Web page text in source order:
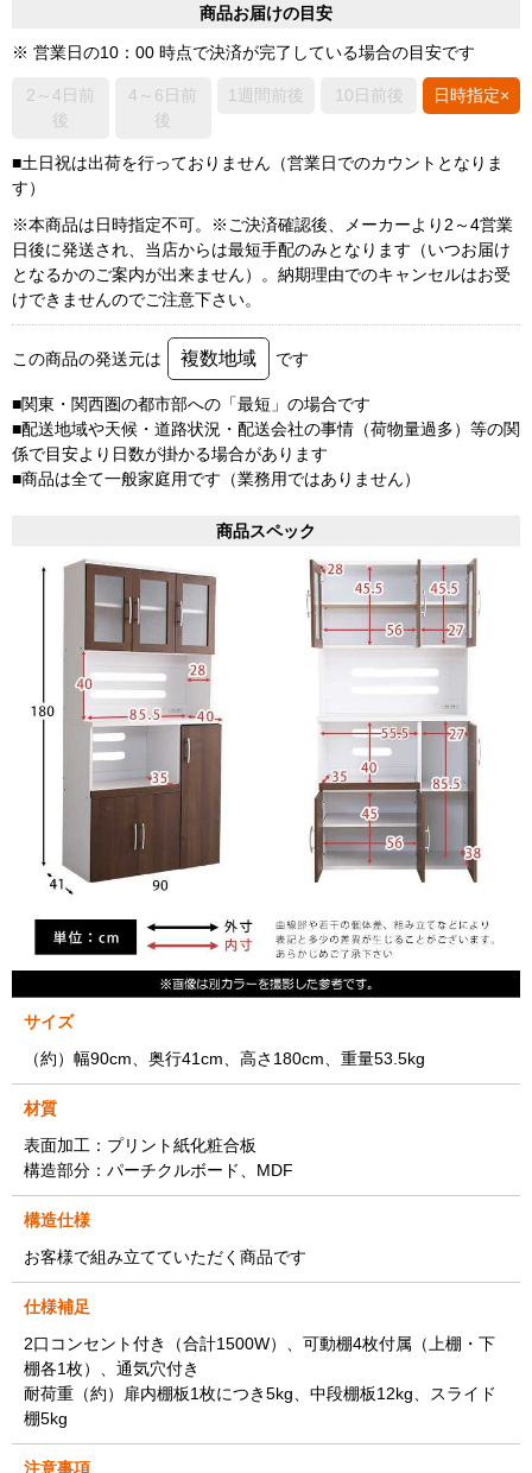
商品お届けの目安
※ 営業日の10：00 時点で決済が完了している場合の目安です
2～4日前
後
4～6日前
後
1週間前後 10日前後 日時指定×
■土日祝は出荷を行っておりません（営業日でのカウントとなりま
す）
※本商品は日時指定不可。※ご決済確認後、メーカーより2～4営業
日後に発送され、当店からは最短手配のみとなります（いつお届け
となるかのご案内が出来ません）。納期理由でのキャンセルはお受
けできませんのでご注意下さい。
この商品の発送元は 複数地域 です
■関東・関西圏の都市部への「最短」の場合です
■配送地域や天候・道路状況・配送会社の事情（荷物量過多）等の関
係で目安より日数が掛かる場合があります
■商品は全て一般家庭用です（業務用ではありません）
商品スペック
サイズ
（約）幅90cm、奥行41cm、高さ180cm、重量53.5kg
材質
表面加工：プリント紙化粧合板
構造部分：パーチクルボード、MDF
構造仕様
お客様で組み立てていただく商品です
仕様補足
2口コンセント付き（合計1500W）、可動棚4枚付属（上棚・下
棚各1枚）、通気穴付き
耐荷重（約）扉内棚板1枚につき5kg、中段棚板12kg、スライド
棚5kg
注意事項